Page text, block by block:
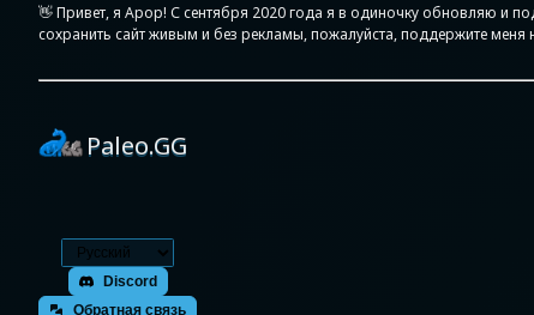
👋 Привет, я Apop! С сентября 2020 года я в одиночку обновляю и
сохранить сайт живым и без рекламы, пожалуйста, поддержите меня
Paleo.GG
Discord
Обратная связь